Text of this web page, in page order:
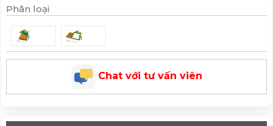
Phân loại
Chat với tư vấn viên